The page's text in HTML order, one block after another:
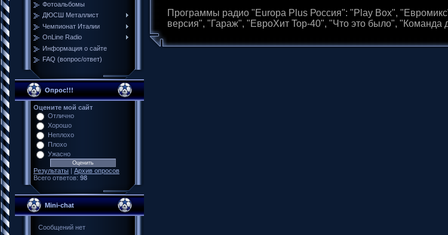
Фотоальбомы
ДЮСШ Металлист
Чемпионат Италии
ОnLine Radio
Информация о сайте
FAQ (вопрос/ответ)
Опрос!!!
Оцените мой сайт
Отлично
Хорошо
Неплохо
Плохо
Ужасно
Результаты | Архив опросов
Всего ответов: 98
Mini-chat
Программы радио "Europa Plus Россия": "Play Box",
версия", "Гараж", "ЕвроХит Top-40", "Что это было", "Команда